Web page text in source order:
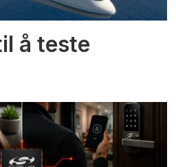
å teste